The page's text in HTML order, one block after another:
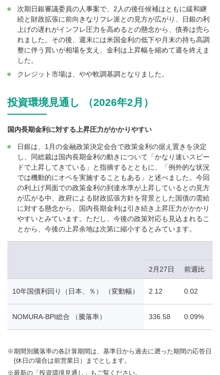
次期日銀審議委員の人事案で、2人の後任候補はともに緩和継
続と財政拡張に前向きなリフレ派との見方が広がり、日銀の利
上げの遅れがインフレ圧力を高めるとの懸念から、債券は売ら
れました。その後、週末には米国金利の低下や月末の持ち高調
整に伴う買いが相場を支え、金利は上昇幅を縮めて週を終えま
した。
クレジット市場は、やや軟調基調となりました。
投資環境見通し （2026年2月）
国内長期金利に対する上昇圧力がかかりやすい
日銀は、1月の金融政策決定会合で政策金利の据え置きを決定
し、同総裁は国内長期金利の動きについて「かなり速いスピー
ドで上昇してきている」と指摘するとともに、「例外的な状況
では機動的にオペを実施することもある」と述べました。今回
の利上げ局面での政策金利の到達水準が上昇しているとの見方
が広がる中、政府による財政拡張方針を背景とした国債の需給
に対する懸念から、国内長期金利は引き続き上昇圧力がかかり
やすいとみています。ただし、今後の政策対応も見込まれるこ
とから、今後の上昇余地は次第に縮小するとみています。
2月27日 前週比
10年国債利回り（日本、％） （変動幅） 2.12 0.02
NOMURA-BPI総合 （騰落率） 336.58 0.09%
※期間別騰落率の各計算期間は、基準日から過去に遡った期間の応答日
(休日の場合は前営業日）までとします。
※最新の「投資環境見通し」もご覧ください。